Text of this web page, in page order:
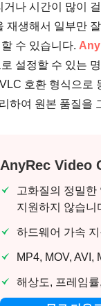
나 시간이 많이
재생해서 일부만
수 있습니다.
설정할 수 있는
호환 형식으로
하여 원본 품질을
AnyRec Video
고화질의 정밀한
지원하지 않습니
하드웨어 가속
MP4, MOV, AVI,
해상도, 프레임